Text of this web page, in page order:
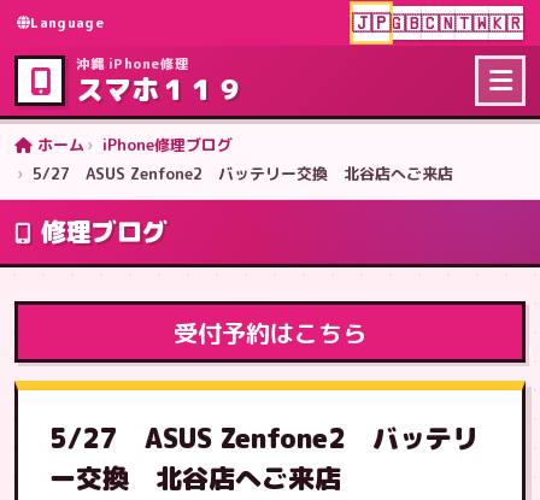
Language 🇯🇵🇬🇧🇨🇳🇹🇼🇰🇷
沖縄 iPhone修理
スマホ１１９
ホーム
iPhone修理ブログ
5/27 ASUS Zenfone2 バッテリー交換 北谷店へご来店
修理ブログ
受付予約はこちら
5/27 ASUS Zenfone2 バッテリ
ー交換 北谷店へご来店